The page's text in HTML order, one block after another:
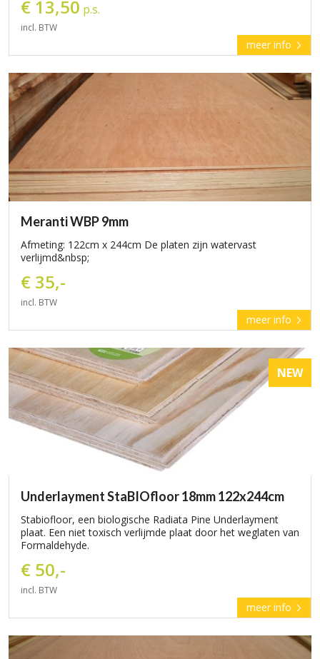
€ 13,50 p.s.
incl. BTW
meer info
Meranti WBP 9mm
Afmeting: 122cm x 244cm De platen zijn watervast
verlijmd&nbsp;
€ 35,-
incl. BTW
meer info
NEW
Underlayment StaBIOfloor 18mm 122x244cm
Stabiofloor, een biologische Radiata Pine Underlayment
plaat. Een niet toxisch verlijmde plaat door het weglaten van
Formaldehyde.
€ 50,-
incl. BTW
meer info